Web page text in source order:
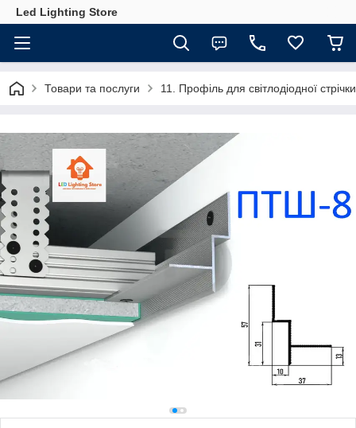
Led Lighting Store
Товари та послуги 11. Профіль для світлодіодної стрічки